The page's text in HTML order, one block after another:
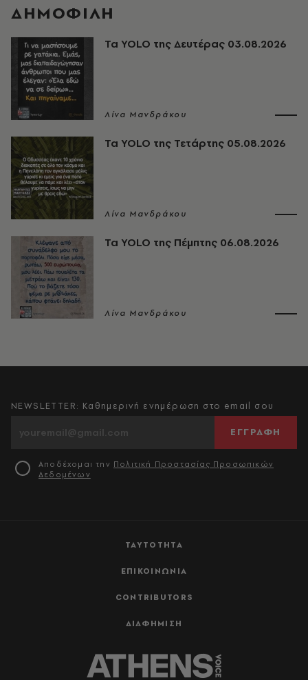
ΔΗΜΟΦΙΛΗ
Τα YOLO της Δευτέρας 03.08.2026
Λίνα Μανδράκου
Τα YOLO της Τετάρτης 05.08.2026
Λίνα Μανδράκου
Τα YOLO της Πέμπτης 06.08.2026
Λίνα Μανδράκου
ΤΑΥΤΟΤΗΤΑ
ΕΠΙΚΟΙΝΩΝΙΑ
CONTRIBUTORS
ΔΙΑΦΗΜΙΣΗ
NEWSLETTER: Καθημερινή ενημέρωση στο email σου
ΕΓΓΡΑΦΗ
Αποδέχομαι την Πολιτική Προστασίας Προσωπικών
Δεδομένων